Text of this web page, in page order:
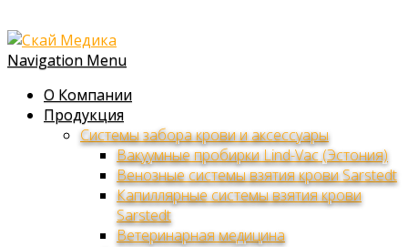
Navigation Menu
О Компании
Продукция
Системы забора крови и аксессуары
Вакуумные пробирки Lind-Vac (Эстония)
Венозные системы взятия крови Sarstedt
Капиллярные системы взятия крови
Sarstedt
Ветеринарная медицина